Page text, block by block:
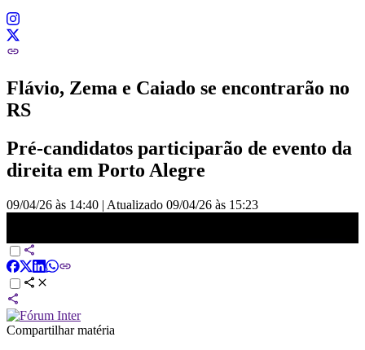
Flávio, Zema e Caiado se encontrarão no
RS
Pré-candidatos participarão de evento da
direita em Porto Alegre
09/04/26 às 14:40 | Atualizado 09/04/26 às 15:23
Compartilhar matéria